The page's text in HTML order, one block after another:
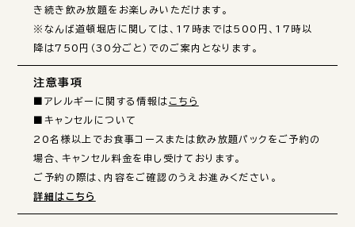
き続き飲み放題をお楽しみいただけます。
※なんば道頓堀店に関しては、17時までは500円、17時以
注意事項
■アレルギーに関する情報は こちら
■キャンセルについて
20名様以上でお食事コースまたは飲み放題パックをご予約の
場合、キャンセル料金を申し受けております。
詳細はこちら